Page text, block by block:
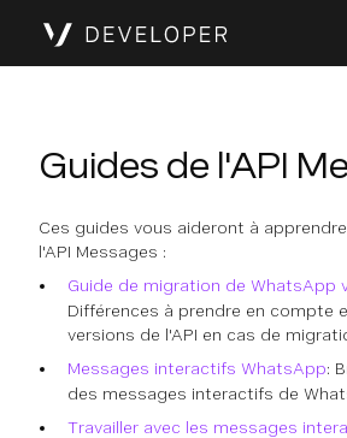
Guides de l'API
Ces guides vous aideront à
l'API Messages :
Guide de migration de WhatsApp
Différences à prendre en compte
versions de l'API en cas de
Messages interactifs WhatsApp:
des messages interactifs de
Travailler avec les messages